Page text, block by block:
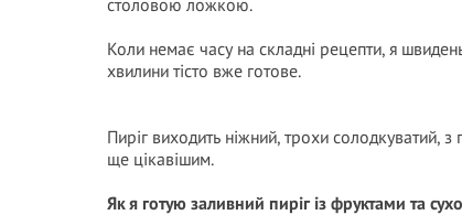
столовою ложкою.
Коли немає часу на складні рецепти, я
хвилини тісто вже готове.
Пиріг виходить ніжний, трохи
ще цікавішим.
Як я готую заливний пиріг із фруктами та